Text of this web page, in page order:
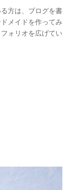
方は、ブログを書
メイドを作ってみ
ォリオを広げてい